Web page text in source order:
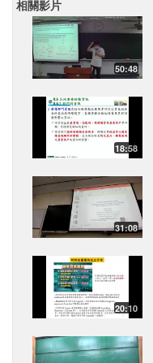
相關影片
50:48
18:58
31:08
20:10